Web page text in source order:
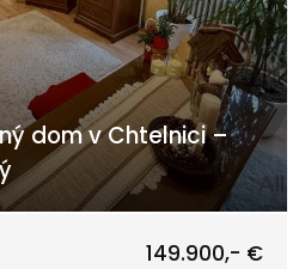
dom v Chtelnici –
149.900,- €